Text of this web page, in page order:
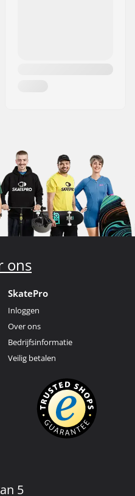
ons
SkatePro
Inloggen
Over ons
Bedrijfsinformatie
Veilig betalen
5